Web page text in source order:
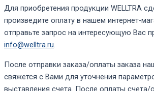
Для приобретения продукции WELLTRA
произведите оплату в нашем интернет-
отправьте запрос на интересующую Вас
info@welltra.ru.
После отправки заказа/оплаты заказа
свяжется с Вами для уточнения
выставления счета. После оплаты счета/